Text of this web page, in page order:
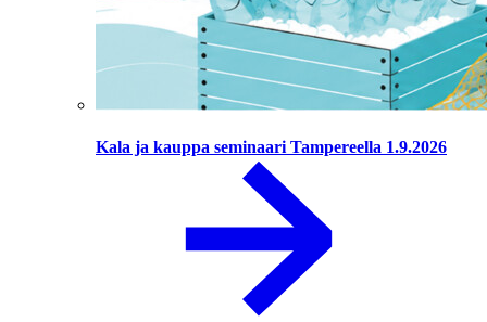
Kala ja kauppa seminaari Tampereella 1.9.2026